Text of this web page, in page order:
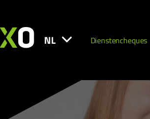
NL Dienstencheques